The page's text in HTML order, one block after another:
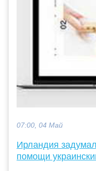
07:00, 04 Май
Ирландия
помощи